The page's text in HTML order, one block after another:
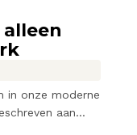
in onze moderne
aan...